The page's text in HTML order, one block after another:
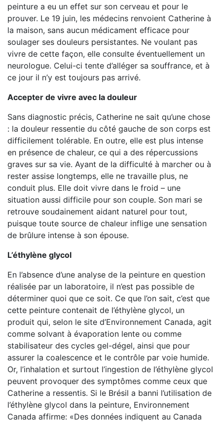
peinture a eu un effet sur son cerveau et pour le
prouver. Le 19 juin, les médecins renvoient Catherine à
la maison, sans aucun médicament efficace pour
soulager ses douleurs persistantes. Ne voulant pas
vivre de cette façon, elle consulte éventuellement un
neurologue. Celui-ci tente d’alléger sa souffrance, et à
ce jour il n’y est toujours pas arrivé.
Accepter de vivre avec la douleur
Sans diagnostic précis, Catherine ne sait qu’une chose
: la douleur ressentie du côté gauche de son corps est
difficilement tolérable. En outre, elle est plus intense
en présence de chaleur, ce qui a des répercussions
graves sur sa vie. Ayant de la difficulté à marcher ou à
rester assise longtemps, elle ne travaille plus, ne
conduit plus. Elle doit vivre dans le froid – une
situation aussi difficile pour son couple. Son mari se
retrouve soudainement aidant naturel pour tout,
puisque toute source de chaleur inflige une sensation
de brûlure intense à son épouse.
L’éthylène glycol
En l’absence d’une analyse de la peinture en question
réalisée par un laboratoire, il n’est pas possible de
déterminer quoi que ce soit. Ce que l’on sait, c’est que
cette peinture contenait de l’éthylène glycol, un
produit qui, selon le site d’Environnement Canada, agit
comme solvant à évaporation lente ou comme
stabilisateur des cycles gel-dégel, ainsi que pour
assurer la coalescence et le contrôle par voie humide.
Or, l’inhalation et surtout l’ingestion de l’éthylène glycol
peuvent provoquer des symptômes comme ceux que
Catherine a ressentis. Si le Brésil a banni l’utilisation de
l’éthylène glycol dans la peinture, Environnement
Canada affirme: «Des données indiquent au Canada